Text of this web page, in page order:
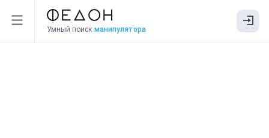
Умный поиск манипулятора